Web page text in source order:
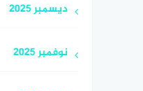
ديسمبر 2025
نوفمبر 2025